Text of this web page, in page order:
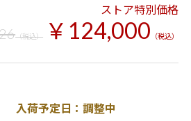
ストア特別価格
（税込） ￥124,000 （税込）
荷予定日：調整中